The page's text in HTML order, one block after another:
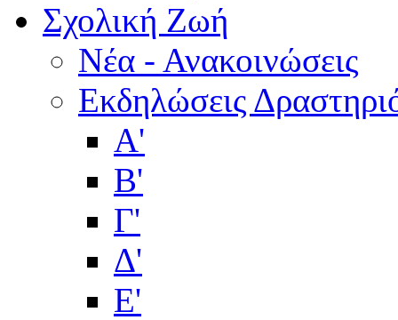
Σχολική Ζωή
Νέα - Ανακοινώσεις
Εκδηλώσεις
Α'
Β'
Γ'
Δ'
Ε'